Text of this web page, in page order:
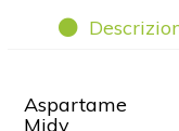
Aspartame
Midy